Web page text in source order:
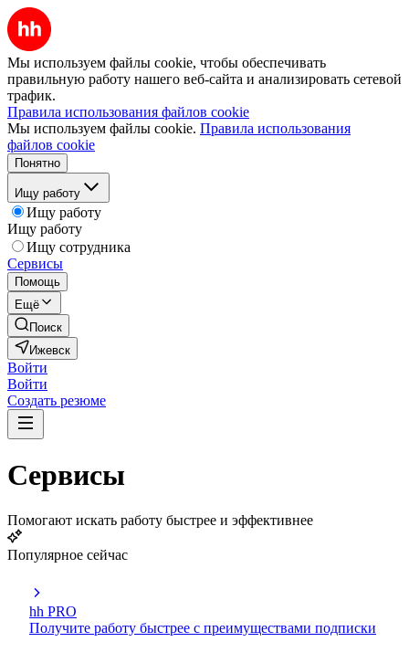
Мы используем файлы cookie, чтобы обеспечивать
правильную работу нашего веб-сайта и анализировать сетевой
трафик.
Правила использования файлов cookie
Мы используем файлы cookie. Правила использования
файлов cookie
Понятно
Ищу работу
Ищу работу
Ищу работу
Ищу сотрудника
Сервисы
Помощь
Ещё
Поиск
Ижевск
Войти
Войти
Создать резюме
Сервисы
Помогают искать работу быстрее и эффективнее
Популярное сейчас
hh PRO
Получите работу быстрее с преимуществами подписки